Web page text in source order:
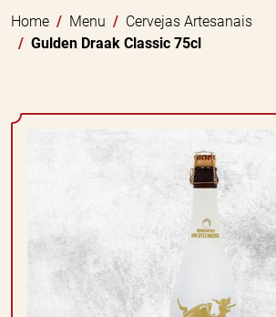
Home Menu
Cervejas Artesanais
Gulden Draak Classic 75cl